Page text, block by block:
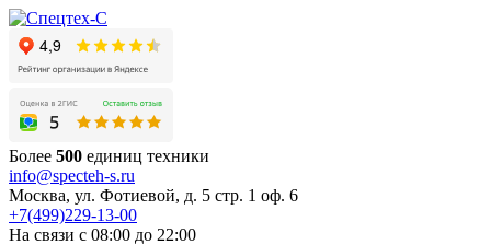
Более 500 единиц техники
info@specteh-s.ru
Москва, ул. Фотиевой, д. 5 стр. 1 оф. 6
+7(499)229-13-00
На связи с 08:00 до 22:00